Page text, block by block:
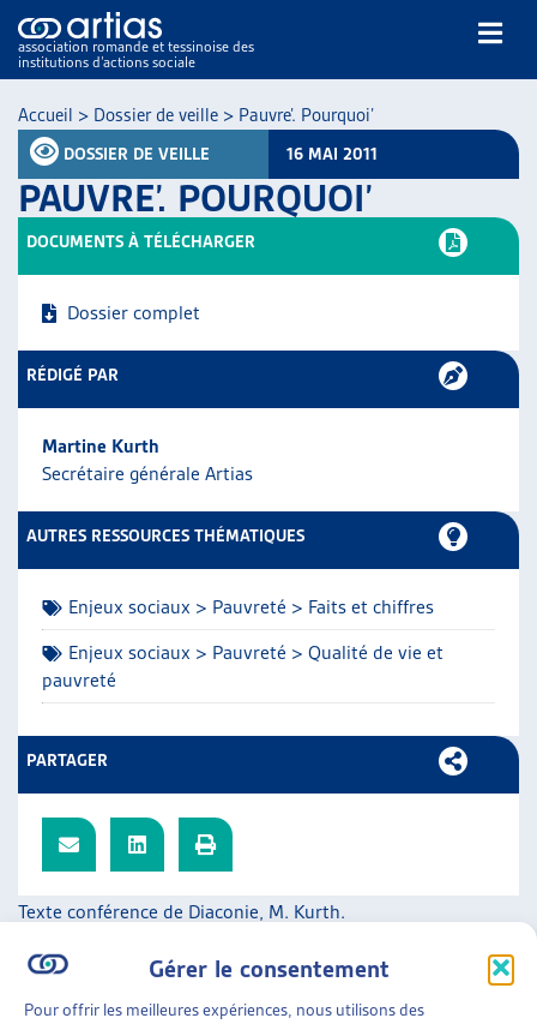
Gérer le consentement
Pour offrir les meilleures expériences, nous utilisons des
association romande et tessinoise des
institutions d’actions sociale
NOS PUBLICATIONS
ARTICLES
THÉMATIQUES
GUIDE SOCIAL ROMAND
PROJETS ET ACTIVITÉS
JOURNÉES D’AUTOMNE
Accueil > Dossier de veille > Pauvre’. Pourquoi’
DOSSIER DE VEILLE 16 MAI 2011
PAUVRE’. POURQUOI’
Texte conférence de Diaconie, M. Kurth.
DOSSIER DU MOIS
DOCUMENTS À TÉLÉCHARGER
Dossier complet
RÉDIGÉ PAR
Martine Kurth
Secrétaire générale Artias
AUTRES RESSOURCES THÉMATIQUES
Enjeux sociaux > Pauvreté > Faits et chiffres
Enjeux sociaux > Pauvreté > Qualité de vie et
pauvreté
PARTAGER